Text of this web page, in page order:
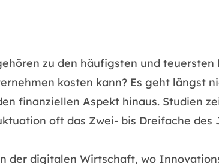
zu den häufigsten und
kosten kann? Es geht längst
finanziellen Aspekt hinaus. Studien
oft das Zwei- bis Dreifache
der digitalen Wirtschaft, wo